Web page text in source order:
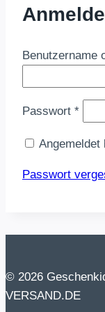
Benutzername
Passwort *
Angemeldet
Passwort
© 2026
VERSAND.DE